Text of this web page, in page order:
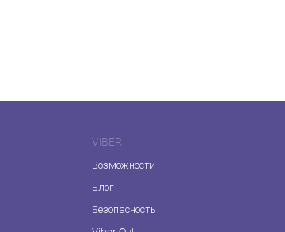
VIBER
Возможности
Блог
Безопасность